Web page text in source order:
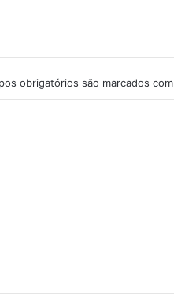
obrigatórios são marcados com